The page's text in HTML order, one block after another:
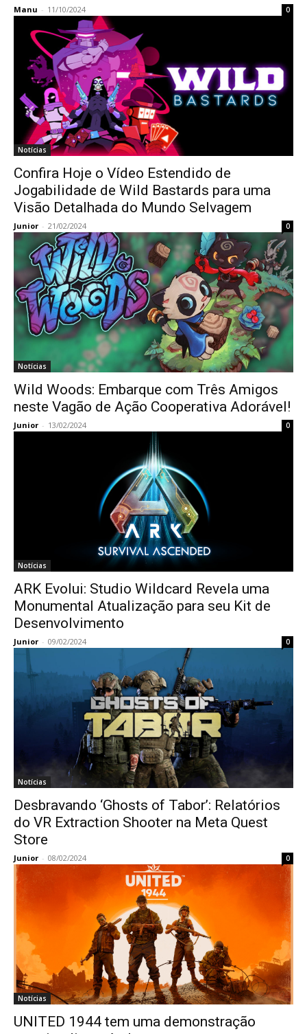
Manu - 11/10/2024 0
Notícias
Confira Hoje o Vídeo Estendido de
Jogabilidade de Wild Bastards para uma
Visão Detalhada do Mundo Selvagem
Junior - 21/02/2024 0
Notícias
Wild Woods: Embarque com Três Amigos
neste Vagão de Ação Cooperativa Adorável!
Junior - 13/02/2024 0
Notícias
ARK Evolui: Studio Wildcard Revela uma
Monumental Atualização para seu Kit de
Desenvolvimento
Junior - 09/02/2024 0
Notícias
Desbravando ‘Ghosts of Tabor’: Relatórios
do VR Extraction Shooter na Meta Quest
Store
Junior - 08/02/2024 0
Notícias
UNITED 1944 tem uma demonstração